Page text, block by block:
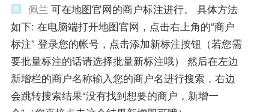
佩兰 可在地图官网的商户标注进行。 具体方法
如下: 在电脑端打开地图官网，点击右上角的“商户
标注” 登录您的帐号，点击添加新标注按钮（若您需
要批量标注的话请选择批量新标注哦） 然后在左边
新增栏的商户名称输入您的商户名进行搜索，右边
会跳转搜索结果“没有找到想要的商户，新增一